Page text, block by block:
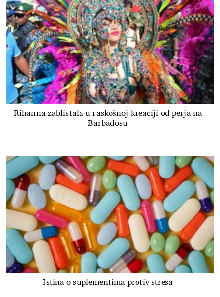
Rihanna zablistala u raskošnoj kreaciji od perja na
Barbadosu
Istina o suplementima protiv stresa